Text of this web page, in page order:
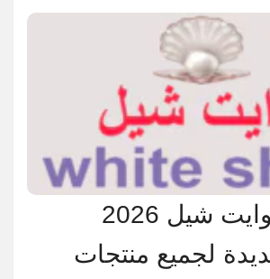
كود خصم وايت شيل 2026
لجميع منتجات